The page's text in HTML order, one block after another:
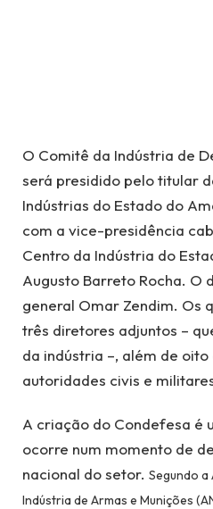
O Comitê da Indústria de
será presidido pelo titular
Indústrias do Estado do
com a vice-presidência
Centro da Indústria do
Augusto Barreto Rocha. O
general Omar Zendim. Os
três diretores adjuntos –
da indústria –, além de
autoridades civis e
A criação do Condefesa é
ocorre num momento de
nacional do setor. Segundo a
Indústria de Armas e Munições